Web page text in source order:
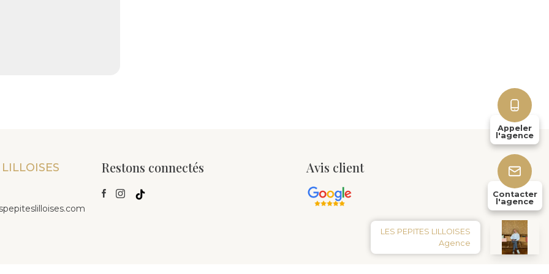
LES PEPITES LILLOISES
Agence
Appeler
l'agence
Contacter
l'agence
Restons connectés Avis client